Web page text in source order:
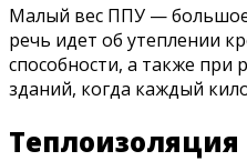
Малый вес ППУ —
речь идет об утеплении
способности, а также при
зданий, когда каждый